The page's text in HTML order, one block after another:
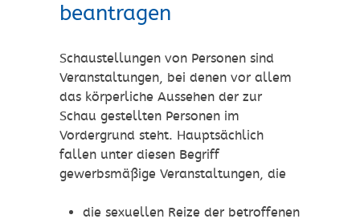
beantragen
Schaustellungen von Personen sind
Veranstaltungen, bei denen vor allem
das körperliche Aussehen der zur
Schau gestellten Personen im
Vordergrund steht. Hauptsächlich
fallen unter diesen Begriff
gewerbsmäßige Veranstaltungen, die
die sexuellen Reize der betroffenen